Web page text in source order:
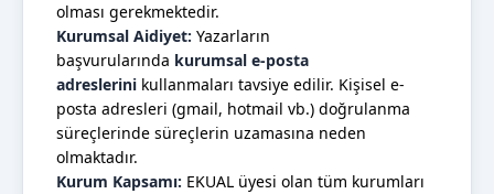
olması gerekmektedir.
Kurumsal Aidiyet: Yazarların
başvurularında kurumsal e-posta
adreslerini kullanmaları tavsiye edilir. Kişisel e-
posta adresleri (gmail, hotmail vb.) doğrulanma
süreçlerinde süreçlerin uzamasına neden
olmaktadır.
Kurum Kapsamı: EKUAL üyesi olan tüm kurumları